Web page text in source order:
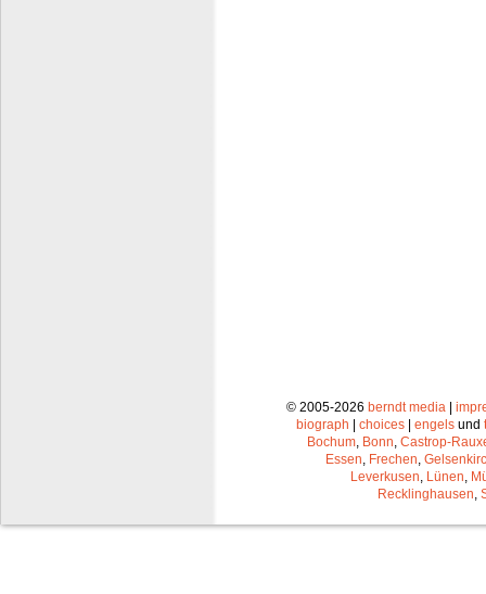
© 2005-2026 berndt media |
biograph | choices | engels und
Bochum Bonn Castrop-
Essen Frechen
Leverkusen Lünen
Recklinghausen